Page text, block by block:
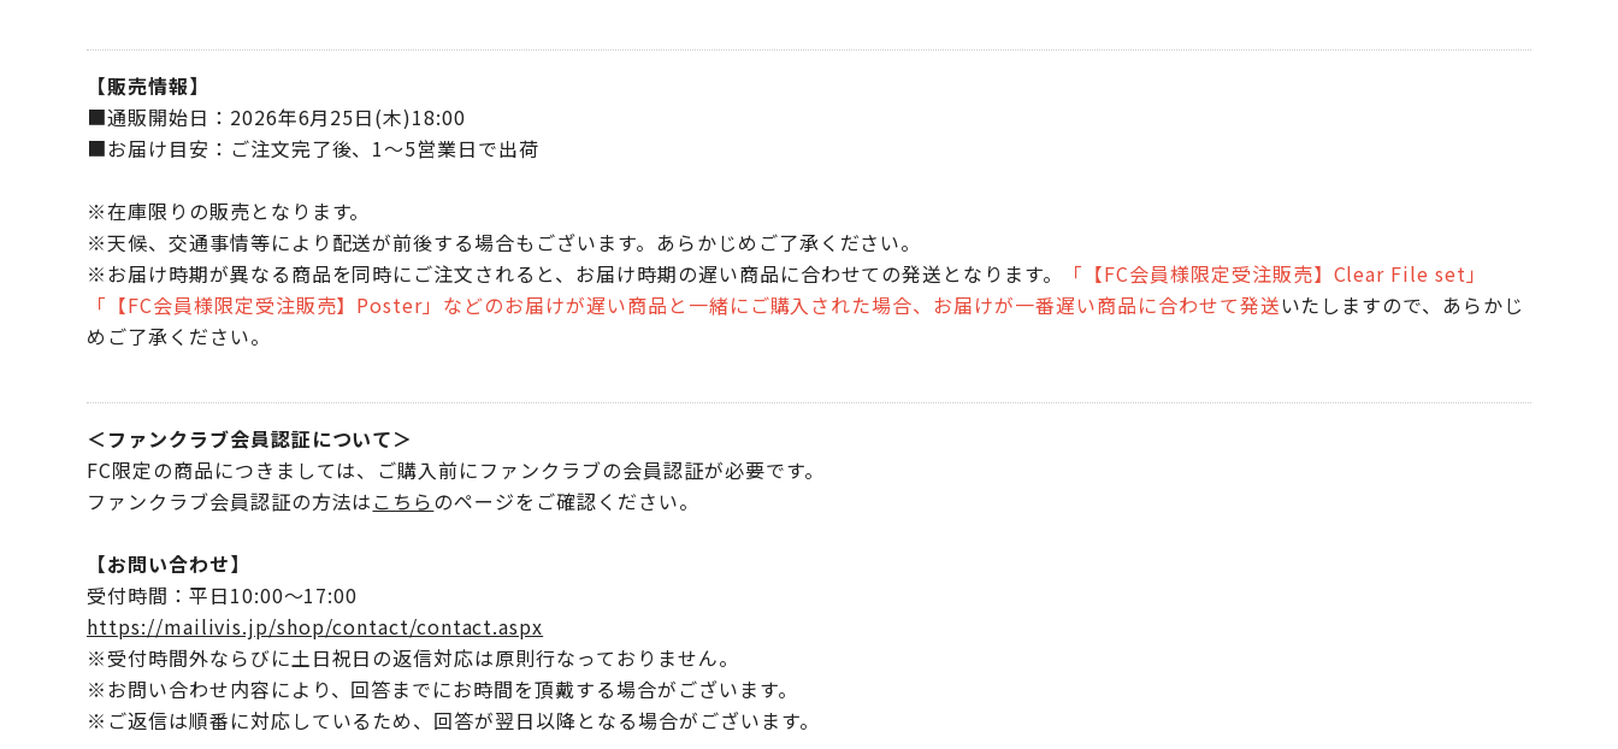
【販売情報】
■通販開始日：2026年6月25日(木)18:00
■お届け目安：ご注文完了後、1～5営業日で出荷
※在庫限りの販売となります。
※天候、交通事情等により配送が前後する場合もございます。あらかじめご了承ください。
※お届け時期が異なる商品を同時にご注文されると、お届け時期の遅い商品に合わせての発送となります。
「【FC会員様限定受注販売】Clear File set」
「【FC会員様限定受注販売】Poster」などのお届けが遅い商品と一緒にご購入された場合、お届けが一番遅い商品に合わせて発送いたしますので、あらかじ
めご了承ください。
＜ファンクラブ会員認証について＞
FC限定の商品につきましては、ご購入前にファンクラブの会員認証が必要です。
ファンクラブ会員認証の方法は こちらのページをご確認ください。
【お問い合わせ】
受付時間：平日10:00～17:00
https://mailivis.jp/shop/contact/contact.aspx
※受付時間外ならびに土日祝日の返信対応は原則行なっておりません。
※お問い合わせ内容により、回答までにお時間を頂戴する場合がございます。
※ご返信は順番に対応しているため、回答が翌日以降となる場合がございます。